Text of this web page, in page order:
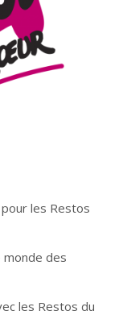
les Restos
des
les Restos du